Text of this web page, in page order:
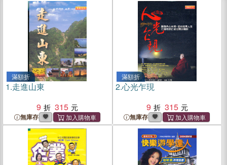
滿額折
1.走進山東
9
315
無庫存
滿額折
2.心光乍現
9
315
無庫存